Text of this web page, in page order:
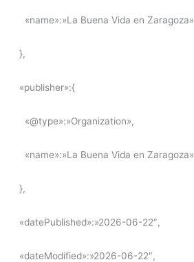
«name»:»La Buena Vida en Zaragoza»
},
«publisher»:{
«@type»:»Organization»,
«name»:»La Buena Vida en Zaragoza»
},
«datePublished»:»2026-06-22″,
«dateModified»:»2026-06-22″,